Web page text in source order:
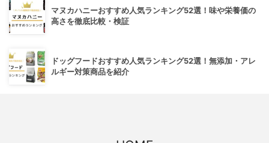
マヌカハニーおすすめ人気ランキング52選！味や栄養価の
高さを徹底比較・検証
ドッグフードおすすめ人気ランキング52選！無添加・アレ
ルギー対策商品を紹介